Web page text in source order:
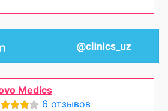
Medics
6 отзывов